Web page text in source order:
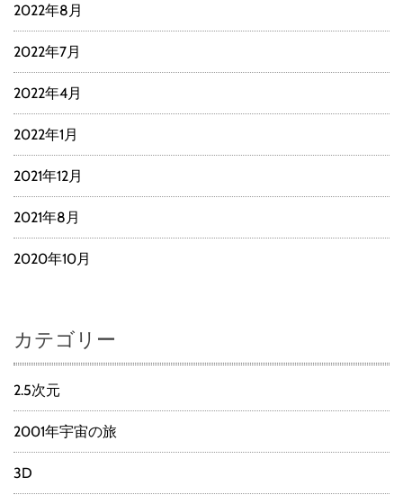
2022年8月
2022年7月
2022年4月
2022年1月
2021年12月
2021年8月
2020年10月
カテゴリー
2.5次元
2001年宇宙の旅
3D